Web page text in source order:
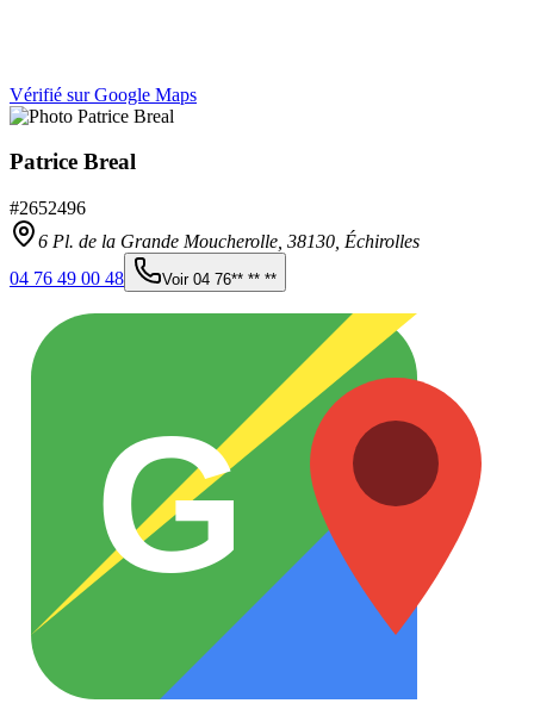
Vérifié sur Google Maps
Patrice Breal
#2652496
6 Pl. de la Grande Moucherolle, 38130 Échirolles
04 76 49 00 48
Voir 04 76** ** **
G